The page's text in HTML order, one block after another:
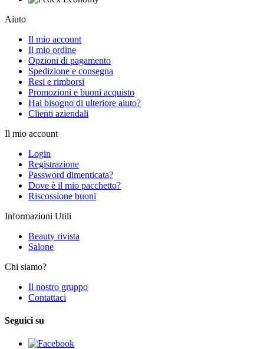
Aiuto
Il mio account
Il mio ordine
Opzioni di pagamento
Spedizione e consegna
Resi e rimborsi
Promozioni e buoni acquisto
Hai bisogno di ulteriore aiuto?
Clienti aziendali
Il mio account
Login
Registrazione
Password dimenticata?
Dove è il mio pacchetto?
Riscossione buoni
Informazioni Utili
Beauty rivista
Salone
Chi siamo?
Il nostro gruppo
Contattaci
Seguici su